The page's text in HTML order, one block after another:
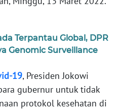
Terpantau Global, DPR
Genomic Surveillance
19, Presiden Jokowi
gubernur untuk tidak
protokol kesehatan di